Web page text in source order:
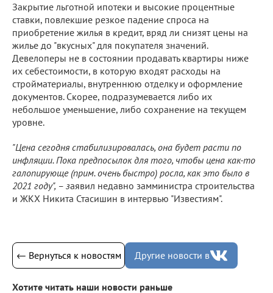
Закрытие льготной ипотеки и высокие процентные
ставки, повлекшие резкое падение спроса на
приобретение жилья в кредит, вряд ли снизят цены на
жилье до "вкусных" для покупателя значений.
Девелоперы не в состоянии продавать квартиры ниже
их себестоимости, в которую входят расходы на
стройматериалы, внутреннюю отделку и оформление
документов. Скорее, подразумевается либо их
небольшое уменьшение, либо сохранение на текущем
уровне.
"Цена сегодня стабилизировалась, она будет расти по
инфляции. Пока предпосылок для того, чтобы цена как-то
галопирующе (прим. очень быстро) росла, как это было в
2021 году", – заявил недавно замминистра строительства
и ЖКХ Никита Стасишин в интервью "Известиям".
← Вернуться к новостям Другие новости в
Хотите читать наши новости раньше